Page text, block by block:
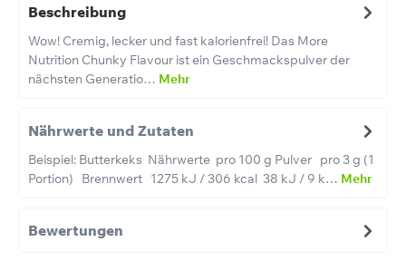
Beschreibung
Wow! Cremig, lecker und fast kalorienfrei! Das More
Nutrition Chunky Flavour ist ein Geschmackspulver der
nächsten Generatio… Mehr
Nährwerte und Zutaten
Beispiel: Butterkeks Nährwerte pro 100 g Pulver pro 3 g (1
Portion) Brennwert 1275 kJ / 306 kcal 38 kJ / 9 k… Mehr
Bewertungen